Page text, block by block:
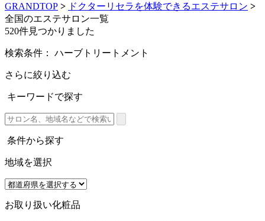
GRANDTOP > ドクターリセラを体験できるエステサロン >
全国のエステサロン一覧
520件見つかりました
検索条件： ハーブトリートメント
さらに絞り込む
キーワードで探す
条件から探す
地域を選択
お取り扱い化粧品